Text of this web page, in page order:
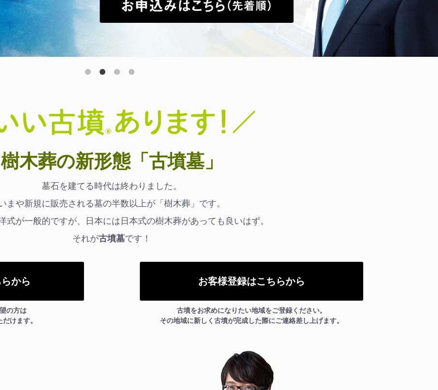
樹木葬の新形態「古墳墓」
墓石を建てる時代は終わりました。
まや新規に販売される墓の半数以上が「樹木葬」です。
式が一般的ですが、日本には日本式の樹木葬があっても良いはず。
それが古墳墓です！
から
の方は
けます。
お客様登録はこちらから
古墳をお求めになりたい地域をご登録ください。
その地域に新しく古墳が完成した際にご連絡差し上げます。